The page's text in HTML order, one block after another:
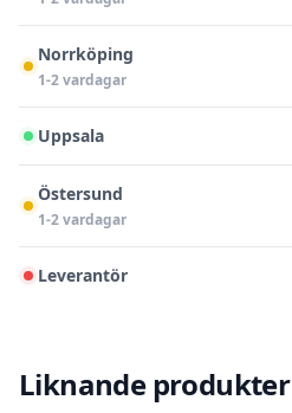
Norrköping
1-2 vardagar
Uppsala
Östersund
1-2 vardagar
Leverantör
Liknande produkter